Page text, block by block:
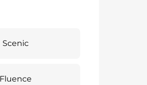
Scenic
Fluence